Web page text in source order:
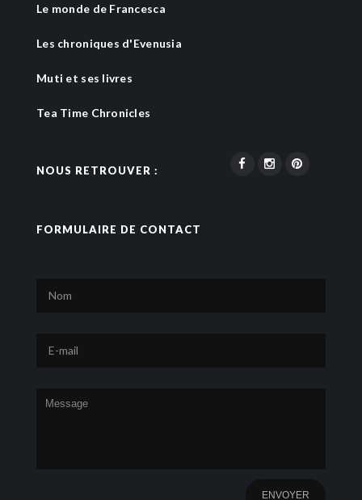
Le monde de Francesca
Les chroniques d'Evenusia
Muti et ses livres
Tea Time Chronicles
NOUS RETROUVER :
FORMULAIRE DE CONTACT